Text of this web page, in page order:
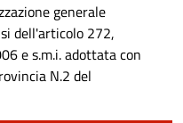
generale
dell'articolo 272,
e s.m.i. adottata con
N.2 del